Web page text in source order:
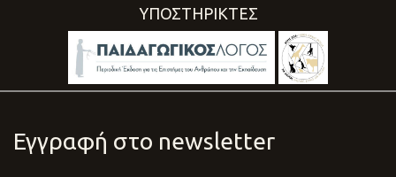
ΥΠΟΣΤΗΡΙΚΤΕΣ
Εγγραφή στο newsletter